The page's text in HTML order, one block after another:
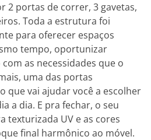
2 portas de correr, 3 gavetas,
Toda a estrutura foi
para oferecer espaços
tempo, oportunizar
as necessidades que o
uma das portas
que vai ajudar você a escolher
a dia. E pra fechar, o seu
texturizada UV e as cores
final harmônico ao móvel.